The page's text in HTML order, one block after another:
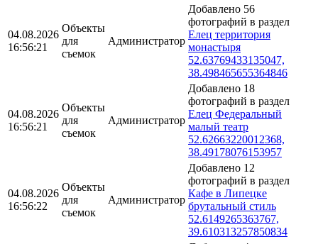
04.08.2026
16:56:21
Объекты
для
съемок
Администратор
Добавлено 56
фотографий в раздел
Елец территория
монастыря
52.63769433135047,
38.498465655364846
04.08.2026
16:56:21
Объекты
для
съемок
Администратор
Добавлено 18
фотографий в раздел
Елец Федеральный
малый театр
52.62663220012368,
38.49178076153957
04.08.2026
16:56:22
Объекты
для
съемок
Администратор
Добавлено 12
фотографий в раздел
Кафе в Липецке
брутальный стиль
52.6149265363767,
39.610313257850834